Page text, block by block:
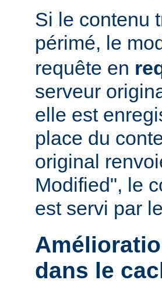
Si le contenu
périmé, le
requête en
serveur
elle est
place du
original
Modified", le
est servi par
dans le